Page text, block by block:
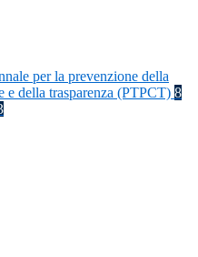
per la prevenzione della
e della trasparenza (PTPCT) 8